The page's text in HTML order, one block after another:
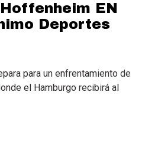
EN
Deportes
para un enfrentamiento de
el Hamburgo recibirá al